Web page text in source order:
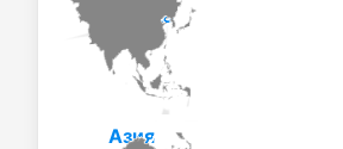
Америка
Азия